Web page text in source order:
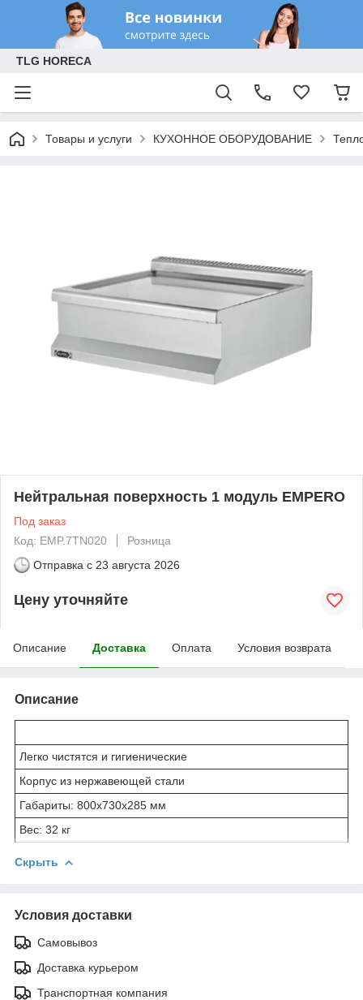
TLG HORECA
Товары и услуги КУХОННОЕ ОБОРУДОВАНИЕ
Нейтральная поверхность 1 модуль EMPERO
Под заказ
Код: EMP.7TN020
Розница
Отправка с 23 августа 2026
Цену уточняйте
Описание Доставка Оплата Условия возврата
Описание
Легко чистятся и гигиенические
Корпус из нержавеющей стали
Габариты: 800x730x285 мм
Вес: 32 кг
Скрыть
Условия доставки
Самовывоз
Доставка курьером
Транспортная компания